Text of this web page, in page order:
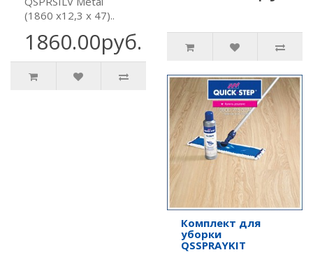
(1860 х12,3 х 47)..
1860.00руб.
Комплект для
уборки
QSSPRAYKIT